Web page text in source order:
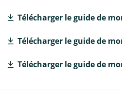
Télécharger le guide de
Télécharger le guide de
Télécharger le guide de